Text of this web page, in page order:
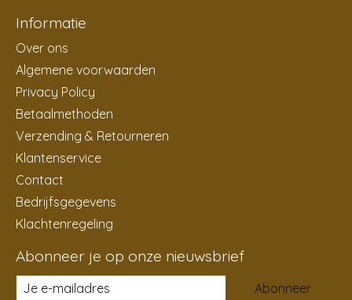
Informatie
Over ons
Algemene voorwaarden
Privacy Policy
Betaalmethoden
Verzending & Retourneren
Klantenservice
Contact
Bedrijfsgegevens
Klachtenregeling
Abonneer je op onze nieuwsbrief
Abonneer